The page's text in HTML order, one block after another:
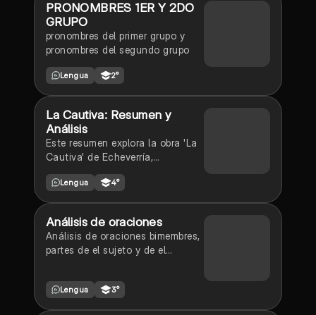
PRONOMBRES 1ER Y 2DO
GRUPO
pronombres del primer grupo y
pronombres del segundo grupo
Lengua 2°
La Cautiva: Resumen y
Análisis
Este resumen explora la obra 'La
Cautiva' de Echeverría,
literatura argentina y su narrativa
sobre el amor, el sufrimiento y la
Lengua 4°
Análisis de oraciones
Análisis de oraciones bimembres,
partes de el sujeto y de el
Lengua 3°